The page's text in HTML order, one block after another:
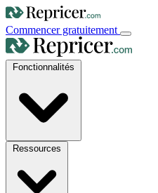
Commencer gratuitement